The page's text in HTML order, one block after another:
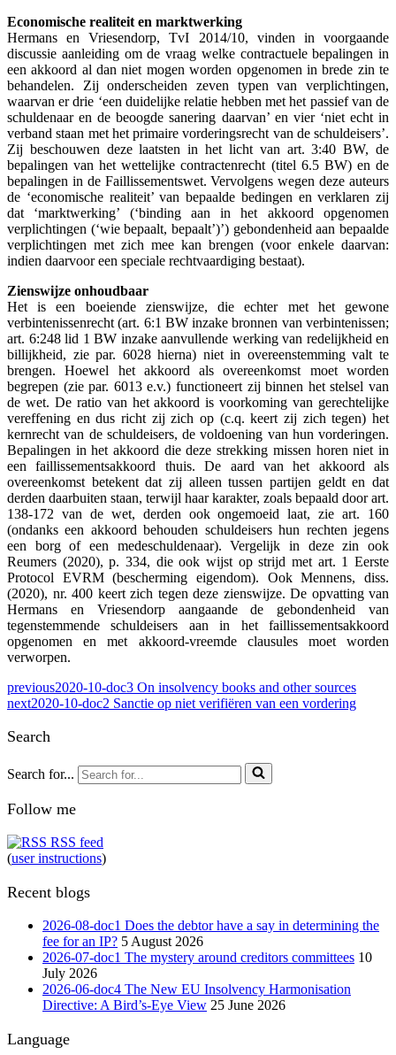
Economische realiteit en marktwerking
Hermans en Vriesendorp, TvI 2014/10, vinden in voorgaande
discussie aanleiding om de vraag welke contractuele bepalingen in
een akkoord al dan niet mogen worden opgenomen in brede zin te
behandelen. Zij onderscheiden zeven typen van verplichtingen,
waarvan er drie ‘een duidelijke relatie hebben met het passief van de
schuldenaar en de beoogde sanering daarvan’ en vier ‘niet echt in
verband staan met het primaire vorderingsrecht van de schuldeisers’.
Zij beschouwen deze laatsten in het licht van art. 3:40 BW, de
bepalingen van het wettelijke contractenrecht (titel 6.5 BW) en de
bepalingen in de Faillissementswet. Vervolgens wegen deze auteurs
de ‘economische realiteit’ van bepaalde bedingen en verklaren zij
dat ‘marktwerking’ (‘binding aan in het akkoord opgenomen
verplichtingen (‘wie bepaalt, bepaalt’)’) gebondenheid aan bepaalde
verplichtingen met zich mee kan brengen (voor enkele daarvan:
indien daarvoor een speciale rechtvaardiging bestaat).
Zienswijze onhoudbaar
Het is een boeiende zienswijze, die echter met het gewone
verbintenissenrecht (art. 6:1 BW inzake bronnen van verbintenissen;
art. 6:248 lid 1 BW inzake aanvullende werking van redelijkheid en
billijkheid, zie par. 6028 hierna) niet in overeenstemming valt te
brengen. Hoewel het akkoord als overeenkomst moet worden
begrepen (zie par. 6013 e.v.) functioneert zij binnen het stelsel van
de wet. De ratio van het akkoord is voorkoming van gerechtelijke
vereffening en dus richt zij zich op (c.q. keert zij zich tegen) het
kernrecht van de schuldeisers, de voldoening van hun vorderingen.
Bepalingen in het akkoord die deze strekking missen horen niet in
een faillissementsakkoord thuis. De aard van het akkoord als
overeenkomst betekent dat zij alleen tussen partijen geldt en dat
derden daarbuiten staan, terwijl haar karakter, zoals bepaald door art.
138-172 van de wet, derden ook ongemoeid laat, zie art. 160
(ondanks een akkoord behouden schuldeisers hun rechten jegens
een borg of een medeschuldenaar). Vergelijk in deze zin ook
Reumers (2020), p. 334, die ook wijst op strijd met art. 1 Eerste
Protocol EVRM (bescherming eigendom). Ook Mennens, diss.
(2020), nr. 400 keert zich tegen deze zienswijze. De opvatting van
Hermans en Vriesendorp aangaande de gebondenheid van
tegenstemmende schuldeisers aan in het faillissementsakkoord
opgenomen en met akkoord-vreemde clausules moet worden
verworpen.
previous2020-10-doc3 On insolvency books and other sources
next2020-10-doc2 Sanctie op niet verifiëren van een vordering
Search
Search for...
Follow me
RSS feed
(user instructions)
Recent blogs
2026-08-doc1 Does the debtor have a say in determining the
fee for an IP? 5 August 2026
2026-07-doc1 The mystery around creditors committees 10
July 2026
2026-06-doc4 The New EU Insolvency Harmonisation
Directive: A Bird’s-Eye View 25 June 2026
Language